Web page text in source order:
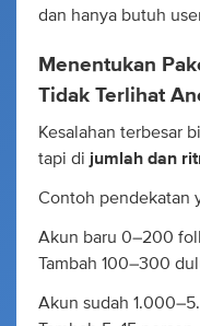
dan hanya butuh
Menentukan
Tidak Terlihat
Kesalahan terbesar
tapi di jumlah dan
Contoh pendekatan
Akun baru 0–200
Tambah 100–300
Akun sudah